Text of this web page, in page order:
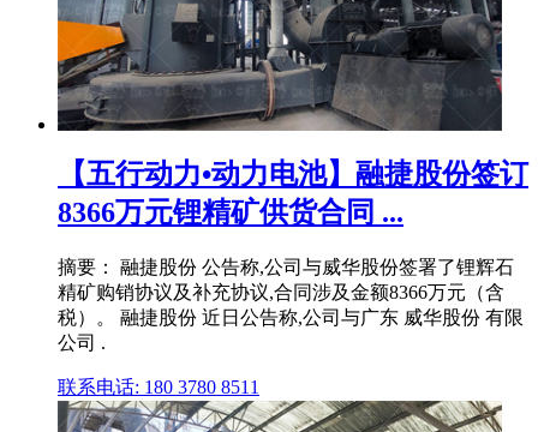
【五行动力•动力电池】融捷股份签订
8366万元锂精矿供货合同 ...
摘要： 融捷股份 公告称,公司与威华股份签署了锂辉石
精矿购销协议及补充协议,合同涉及金额8366万元（含
税）。 融捷股份 近日公告称,公司与广东 威华股份 有限
公司 .
联系电话: 180 3780 8511